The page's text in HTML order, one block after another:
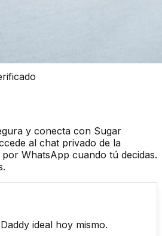
y conecta con Sugar
al chat privado de la
WhatsApp cuando tú decidas.
ideal hoy mismo.